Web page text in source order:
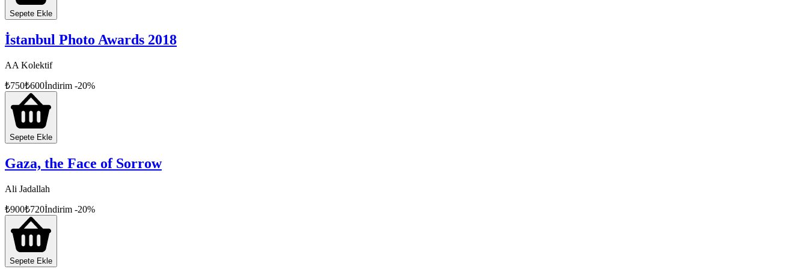
Sepete Ekle
İstanbul Photo Awards 2018
AA Kolektif
₺750₺600İndirim -20%
Sepete Ekle
Gaza, the Face of Sorrow
Ali Jadallah
₺900₺720İndirim -20%
Sepete Ekle